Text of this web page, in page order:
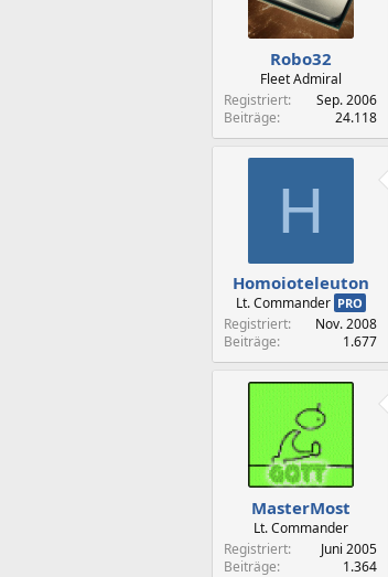
Robo32
Fleet Admiral
Registriert
Sep. 2006
Beiträge
24.118
H
Homoioteleuton
Lt. Commander PRO
Registriert
Nov. 2008
Beiträge
1.677
MasterMost
Lt. Commander
Registriert
Juni 2005
Beiträge
1.364